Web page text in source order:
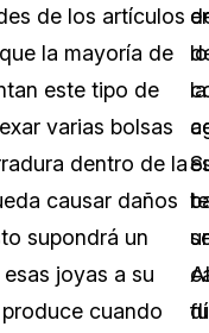
de los artículos
la mayoría de
este tipo de
varias bolsas
dentro de la
causar daños
supondrá un
joyas a su
cuando
Al
la